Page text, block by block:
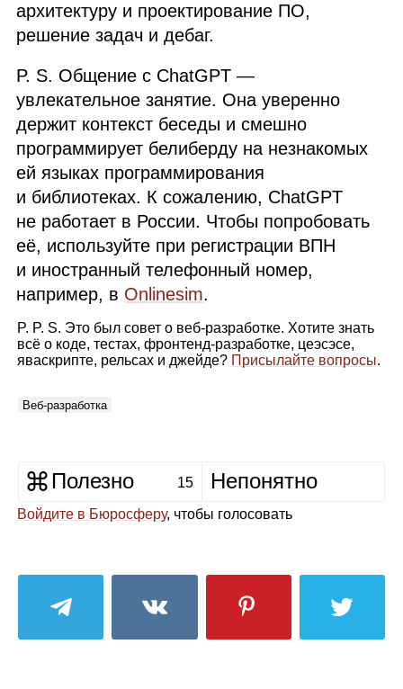
архитектуру и проектирование ПО,
решение задач и дебаг.
P. S. Общение с ChatGPT —
увлекательное занятие. Она уверенно
держит контекст беседы и смешно
программирует белиберду на незнакомых
ей языках программирования
и библиотеках. К сожалению, ChatGPT
не работает в России. Чтобы попробовать
её, используйте при регистрации ВПН
и иностранный телефонный номер,
например, в Onlinesim.
P. P. S. Это был совет о веб‑разработке. Хотите знать
всё о коде, тестах, фронтенд‑разработке, цеэсэсе,
яваскрипте, рельсах и джейде? Присылайте вопросы.
Веб‑разработка
Полезно 15 Непонятно
Войдите в Бюросферу, чтобы голосовать